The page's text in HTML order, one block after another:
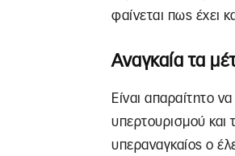
φαίνεται πως έχει
Αναγκαία τα
Είναι απαραίτητο
υπερτουρισμού και
υπεραναγκαίος ο